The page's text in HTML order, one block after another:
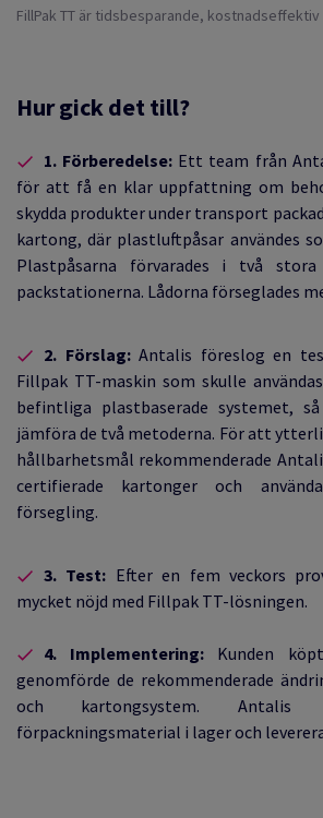
FillPak TT är tidsbesparande,
Hur gick det till?
1. Förberedelse: Ett team från
för att få en klar uppfattning om
skydda produkter under transport
kartong, där plastluftpåsar användes
Plastpåsarna förvarades i två
packstationerna. Lådorna förseglades
2. Förslag:Antalis föreslog en
Fillpak TT-maskin som skulle
befintliga plastbaserade systemet,
jämföra de två metoderna. För att
hållbarhetsmål rekommenderade
certifierade kartonger och
försegling.
3. Test: Efter en fem veckors
mycket nöjd med Fillpak TT-lösningen.
4. Implementering: Kunden
genomförde de rekommenderade
och kartongsystem. Antalis
förpackningsmaterial i lager och